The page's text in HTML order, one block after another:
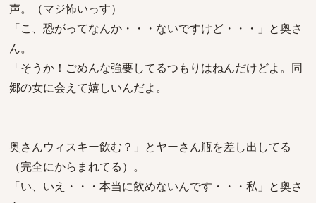
声。（マジ怖いっす）
「こ、恐がってなんか・・・ないですけど・・・」と奥さ
ん。
「そうか！ごめんな強要してるつもりはねんだけどよ。同
郷の女に会えて嬉しいんだよ。
奥さんウィスキー飲む？」とヤーさん瓶を差し出してる
（完全にからまれてる）。
「い、いえ・・・本当に飲めないんです・・・私」と奥さ